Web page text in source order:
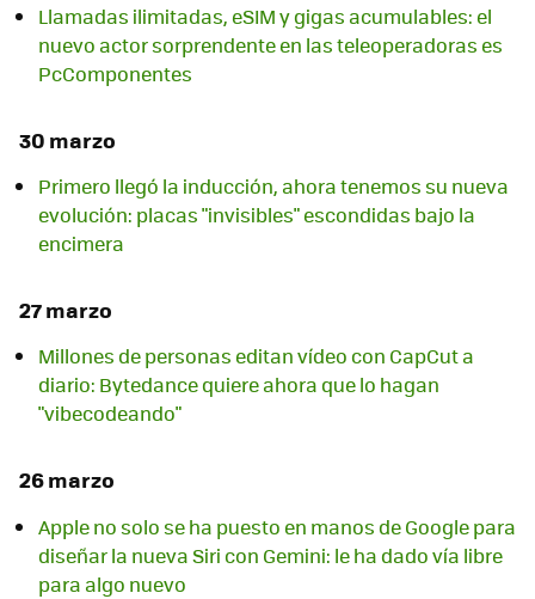
Llamadas ilimitadas, eSIM y gigas acumulables: el
nuevo actor sorprendente en las teleoperadoras es
PcComponentes
30 marzo
Primero llegó la inducción, ahora tenemos su nueva
evolución: placas "invisibles" escondidas bajo la
encimera
27 marzo
Millones de personas editan vídeo con CapCut a
diario: Bytedance quiere ahora que lo hagan
"vibecodeando"
26 marzo
Apple no solo se ha puesto en manos de Google para
diseñar la nueva Siri con Gemini: le ha dado vía libre
para algo nuevo